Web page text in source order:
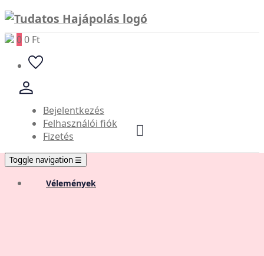
00 Ft
Bejelentkezés
Felhasználói fiók
Fizetés
Toggle navigation ☰
Vélemények